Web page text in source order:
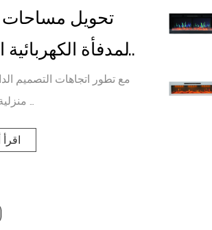
تحويل
المدفأة
مع تطور اتجاهات التصميم
منزلية عملية ...
اقرأ